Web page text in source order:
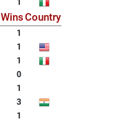
1
WinsCountry
1
1
1
0
1
3
1